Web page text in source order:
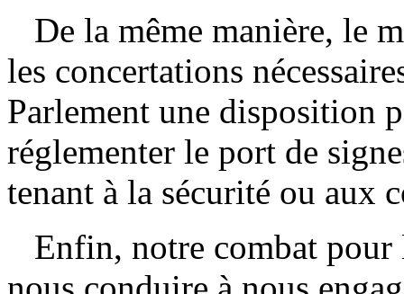
De la même manière, le
les concertations
Parlement une disposition
réglementer le port de
tenant à la sécurité ou aux
Enfin, notre combat pour